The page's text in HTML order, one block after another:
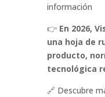
información
👉 En 2026,
una hoja de
producto,
tecnológica
🔗 Descubre